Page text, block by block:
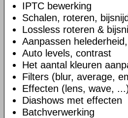
IPTC bewerking
Schalen, roteren,
Lossless roteren &
Aanpassen
Auto levels, contrast
Het aantal kleuren
Filters (blur, average,
Effecten (lens, wave,
Diashows met effecten
Batchverwerking